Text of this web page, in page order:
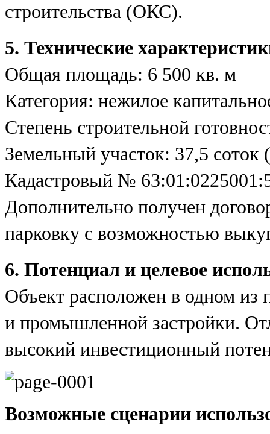
строительства (ОКС).
5. Технические
Общая площадь: 6 500 кв. м
Категория: нежилое
Степень строительной
Земельный участок: 37,5
Кадастровый №
Дополнительно получен
парковку с возможностью
6. Потенциал и целевое
Объект расположен в одном из
и промышленной застройки.
высокий инвестиционный
Возможные сценарии